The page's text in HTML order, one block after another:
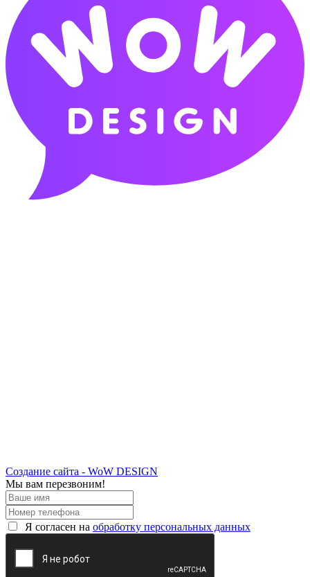
Создание сайта - WoW DESIGN
Мы вам перезвоним!
Я согласен на обработку персональных данных